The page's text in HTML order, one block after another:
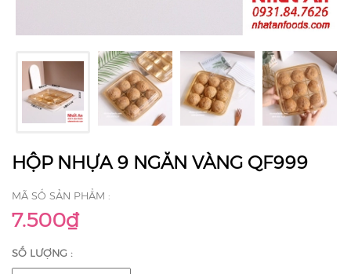
HỘP NHỰA 9 NGĂN VÀNG QF999
MÃ SỐ SẢN PHẨM :
7.500₫
SỐ LƯỢNG :